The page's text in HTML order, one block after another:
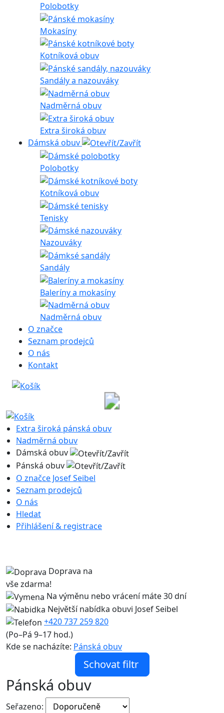
Polobotky
Mokasíny
Kotníková obuv
Sandály a nazouváky
Nadměrná obuv
Extra široká obuv
Dámská obuv
Polobotky
Kotníková obuv
Tenisky
Nazouváky
Sandály
Baleríny a mokasíny
Nadměrná obuv
O značce
Seznam prodejců
O nás
Kontakt
Extra široká pánská obuv
Nadměrná obuv
Dámská obuv
Pánská obuv
O značce Josef Seibel
Seznam prodejců
O nás
Hledat
Přihlášení & registrace
Doprava na
vše zdarma!
Na výměnu nebo vrácení máte 30 dní
Největší nabídka obuvi Josef Seibel
+420 737 259 820
(Po–Pá 9–17 hod.)
Kde se nacházíte: Pánská obuv
Schovat filtr
Pánská obuv
Seřazeno: